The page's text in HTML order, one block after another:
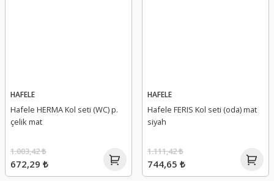
HAFELE
Hafele HERMA Kol seti (WC) p.
çelik mat
672,29 ₺
1.003,42 ₺
HAFELE
Hafele FERIS Kol seti (oda) mat
siyah
744,65 ₺
1.111,42 ₺